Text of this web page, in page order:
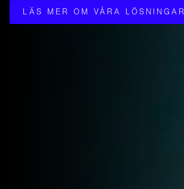
LÄS MER OM VÅRA LÖSNINGAR